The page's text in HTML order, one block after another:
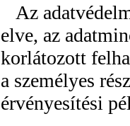
Az
elve, az
korlátozott
a személyes
érvényesítési